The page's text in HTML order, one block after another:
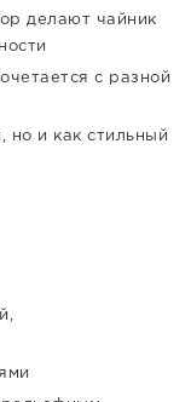
делают чайник
с разной
но и как стильный